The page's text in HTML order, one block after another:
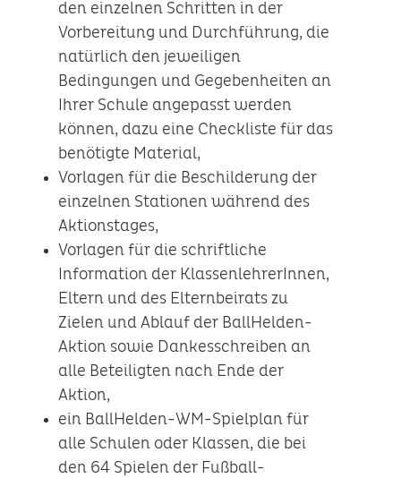
den einzelnen Schritten in der
Vorbereitung und Durchführung, die
natürlich den jeweiligen
Bedingungen und Gegebenheiten an
Ihrer Schule angepasst werden
können, dazu eine Checkliste für das
benötigte Material,
Vorlagen für die Beschilderung der
einzelnen Stationen während des
Aktionstages,
Vorlagen für die schriftliche
Information der KlassenlehrerInnen,
Eltern und des Elternbeirats zu
Zielen und Ablauf der BallHelden-
Aktion sowie Dankesschreiben an
alle Beteiligten nach Ende der
Aktion,
ein BallHelden-WM-Spielplan für
alle Schulen oder Klassen, die bei
den 64 Spielen der Fußball-